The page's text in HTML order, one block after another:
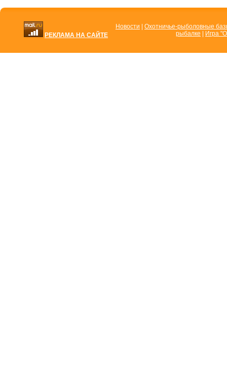
РЕКЛАМА НА САЙТЕ
Новости
Охотничье-рыболовные
рыбалке
Игра